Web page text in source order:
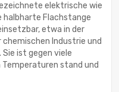
elektrische wie
Flachstange
etwa in der
chemischen Industrie und
ist gegen viele
stand und